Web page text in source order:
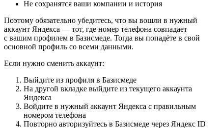
Не сохранятся ваши компании и история
Поэтому обязательно убедитесь, что вы вошли в нужный
аккаунт Яндекса — тот, где номер телефона совпадает
с вашим профилем в Базисмеде. Тогда вы попадёте в свой
основной профиль со всеми данными.
Если нужно сменить аккаунт:
Выйдите из профиля в Базисмеде
На другой вкладке выйдите из текущего аккаунта
Яндекса
Войдите в нужный аккаунт Яндекса с правильным
номером телефона
Повторно авторизуйтесь в Базисмеде через Яндекс ID